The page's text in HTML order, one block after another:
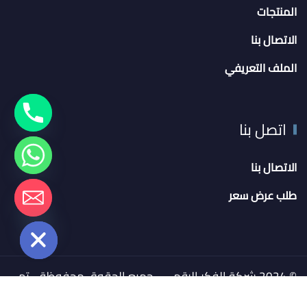
المنتجات
الاتصال بنا
الملف التعريفي
اتصل بنا
الاتصال بنا
طلب عرض سعر
© 2024 شركة الفكر الرقمي - جميع الحقوق محفوظة - تم
Hide
chaty